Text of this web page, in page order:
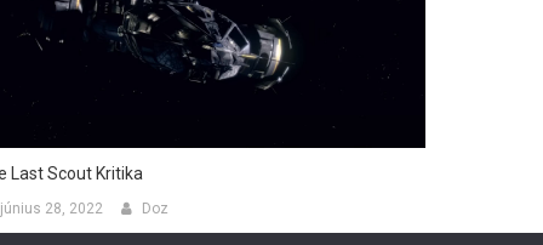
Last Scout Kritika
június 28, 2022 Doz